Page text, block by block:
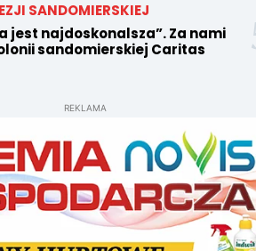
SANDOMIERSKIEJ
jest najdoskonalsza”. Za nami
sandomierskiej Caritas
REKLAMA